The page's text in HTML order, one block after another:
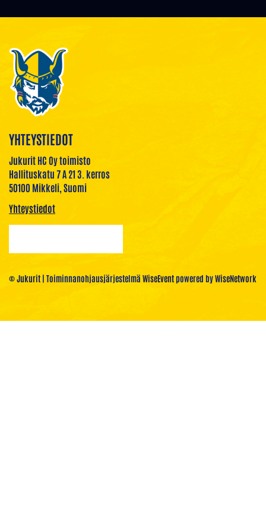
YHTEYSTIEDOT
Jukurit HC Oy toimisto
Hallituskatu 7 A 21 3. kerros
50100 Mikkeli, Suomi
Yhteystiedot
© Jukurit | Toiminnanohjausjärjestelmä WiseEventpowered byWiseNetwork